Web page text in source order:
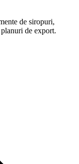
de siropuri,
de export.